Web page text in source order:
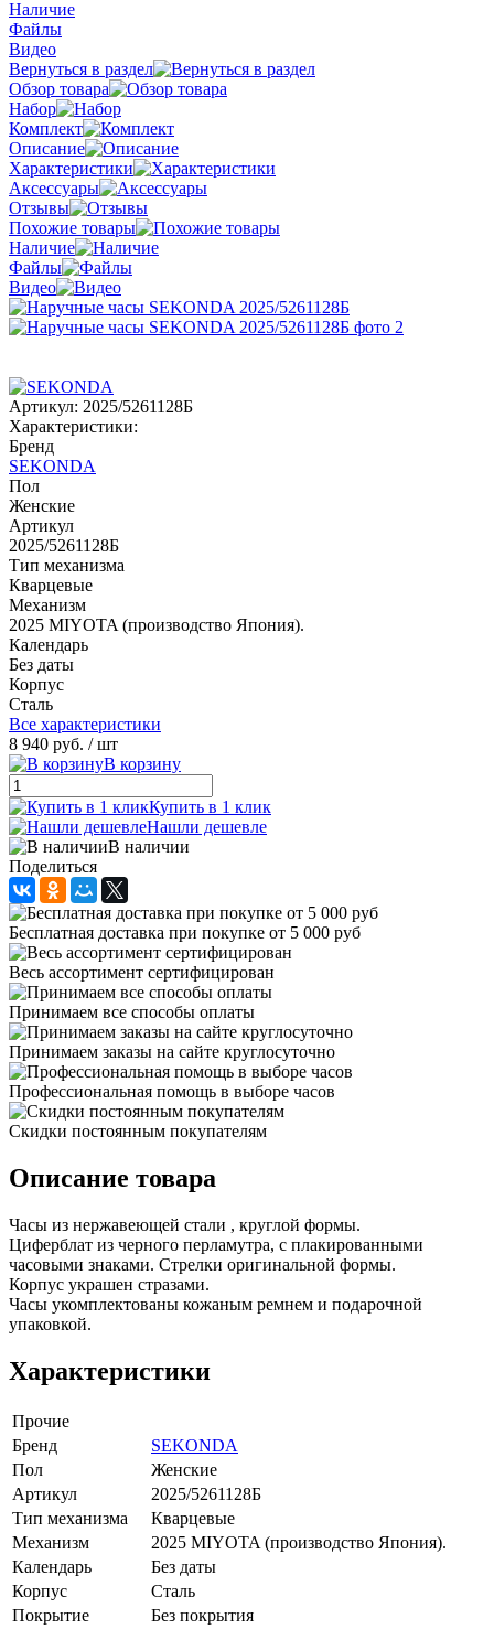
Наличие
Файлы
Видео
Вернуться в раздел
Обзор товара
Набор
Комплект
Описание
Характеристики
Аксессуары
Отзывы
Похожие товары
Наличие
Файлы
Видео
Артикул: 2025/5261128Б
Характеристики:
Бренд
SEKONDA
Пол
Женские
Артикул
2025/5261128Б
Тип механизма
Кварцевые
Механизм
2025 MIYOTA (производство Япония).
Календарь
Без даты
Корпус
Сталь
Все характеристики
8 940 руб. / шт
В корзину
Купить в 1 клик
Нашли дешевле
В наличии
Поделиться
Бесплатная доставка при покупке от 5 000 руб
Весь ассортимент сертифицирован
Принимаем все способы оплаты
Принимаем заказы на сайте круглосуточно
Профессиональная помощь в выборе часов
Скидки постоянным покупателям
Описание товара
Часы из нержавеющей стали , круглой формы.
Циферблат из черного перламутра, с плакированными
часовыми знаками. Стрелки оригинальной формы.
Корпус украшен стразами.
Часы укомплектованы кожаным ремнем и подарочной
упаковкой.
Характеристики
Прочие
Бренд
SEKONDA
Пол
Женские
Артикул
2025/5261128Б
Тип механизма
Кварцевые
Механизм
2025 MIYOTA (производство Япония).
Календарь
Без даты
Корпус
Сталь
Покрытие
Без покрытия